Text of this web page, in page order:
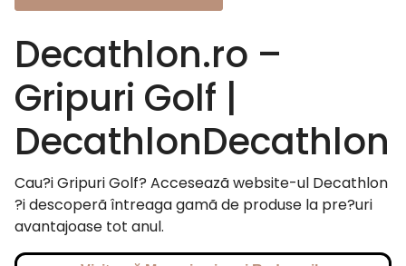
Decathlon.ro –
Gripuri Golf |
DecathlonDecathlon
Cau?i Gripuri Golf? Acceseazã website-ul Decathlon
?i descoperã întreaga gamã de produse la pre?uri
avantajoase tot anul.